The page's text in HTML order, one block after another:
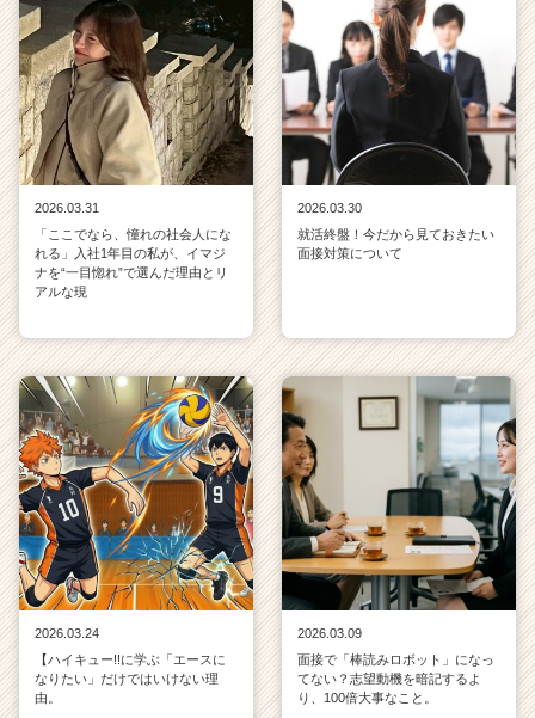
2026.03.31
「ここでなら、憧れの社会人にな
れる」入社1年目の私が、イマジ
ナを“一目惚れ”で選んだ理由とリ
アルな現
2026.03.30
就活終盤！今だから見ておきたい
面接対策について
2026.03.24
【ハイキュー!!に学ぶ「エースに
なりたい」だけではいけない理
由。
2026.03.09
面接で「棒読みロボット」になっ
てない？志望動機を暗記するよ
り、100倍大事なこと。